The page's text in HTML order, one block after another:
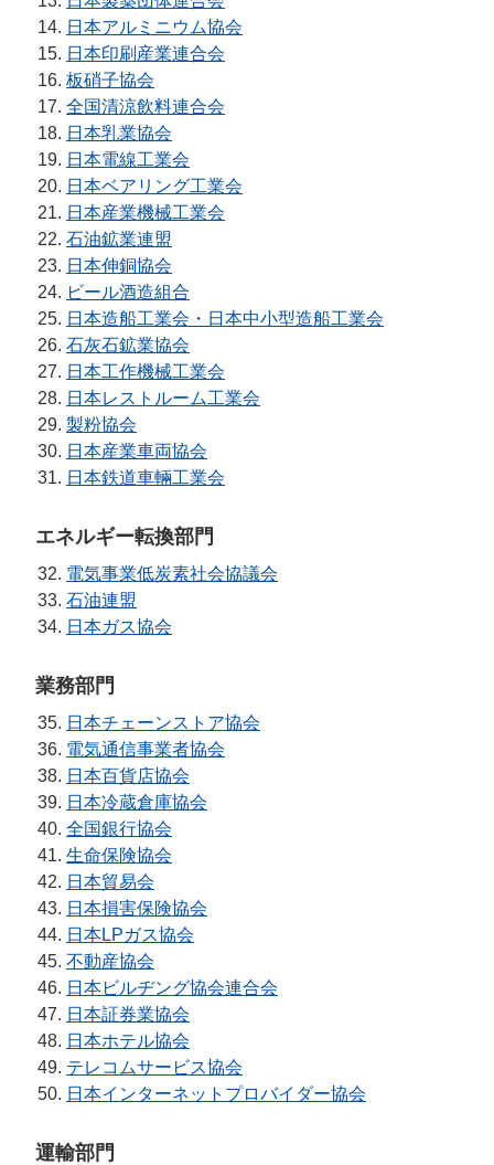
日本アルミニウム協会
日本印刷産業連合会
板硝子協会
全国清涼飲料連合会
日本乳業協会
日本電線工業会
日本ベアリング工業会
日本産業機械工業会
石油鉱業連盟
日本伸銅協会
ビール酒造組合
日本造船工業会・日本中小型造船工業会
石灰石鉱業協会
日本工作機械工業会
日本レストルーム工業会
製粉協会
日本産業車両協会
日本鉄道車輛工業会
エネルギー転換部門
電気事業低炭素社会協議会
石油連盟
日本ガス協会
業務部門
日本チェーンストア協会
電気通信事業者協会
日本百貨店協会
日本冷蔵倉庫協会
全国銀行協会
生命保険協会
日本貿易会
日本損害保険協会
日本LPガス協会
不動産協会
日本ビルヂング協会連合会
日本証券業協会
日本ホテル協会
テレコムサービス協会
日本インターネットプロバイダー協会
運輸部門